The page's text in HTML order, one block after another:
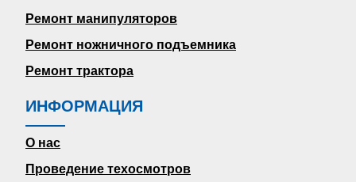
Ремонт манипуляторов
Ремонт ножничного подъемника
Ремонт трактора
ИНФОРМАЦИЯ
О нас
Проведение техосмотров